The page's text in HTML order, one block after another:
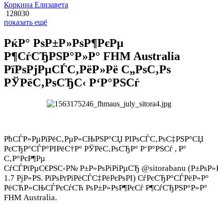
Коркина Елизавета
128030
показать ещё
РќР° РѕР±Р»РѕР¶РєРµ
Р¶СѓСЂРЅР°Р»Р° FHM Australia
РїРѕРјРµСЃС‚РёР»Рё С„РѕС‚Рѕ
РЎРёС‚РѕСЂС‹ Р‘Р°РЅСѓ
РћСЃР»РµРїРёС‚РµР»СЊРЅР°СЏ РІРѕСЃС‚РѕС‡РЅР°СЏ
РєСЂР°СЃР°РІРёС†Р° РЎРёС‚РѕСЂР° Р‘Р°РЅСѓ , Р°
С‚Р°РєР¶Рµ
СѓСЃРїРµС€РЅС‹Р№ Р±Р»РѕРіРіРµСЂ @sitorabanu
1.7 РјР»РЅ. РїРѕРґРїРёСЃС‡РёРєРѕРІ) СѓРєСЂР°СЃРёР»Р°
РёСЋР»СЊСЃРєСѓСЋ РѕР±Р»РѕР¶РєСѓ Р¶СѓСЂРЅР°Р»Р°
FHM Australia.